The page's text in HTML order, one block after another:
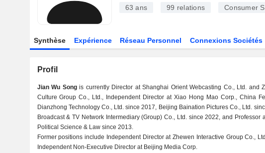
63 ans 99 relations Consumer
Synthèse Expérience Réseau Personnel Connexions Sociétés
Profil
Jian Wu Songis currently Director at Shanghai Orient Webcasting Co., Ltd. and
Culture Group Co., Ltd., Independent Director at Xiao Hong Mao Corp., China
Dianzhong Technology Co., Ltd. since 2017, Beijing Baination Pictures Co., Ltd.
Broadcast & TV Network Intermediary (Group) Co., Ltd. since 2022, and Professor
Political Science & Law since 2013.
Former positions include Independent Director at Zhewen Interactive Group Co.,
Independent Non-Executive Director at Beijing Media Corp.